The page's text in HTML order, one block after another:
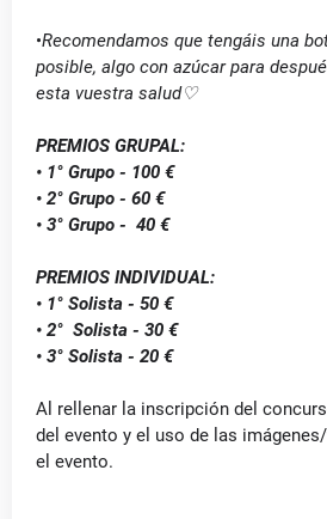
•Recomendamos que tengáis una
posible, algo con azúcar para
esta vuestra salud♡
PREMIOS GRUPAL:
• 1° Grupo - 100 €
• 2° Grupo - 60 €
• 3° Grupo - 40 €
PREMIOS INDIVIDUAL:
• 1° Solista - 50 €
• 2° Solista - 30 €
• 3° Solista - 20 €
Al rellenar la inscripción del
del evento y el uso de las
el evento.